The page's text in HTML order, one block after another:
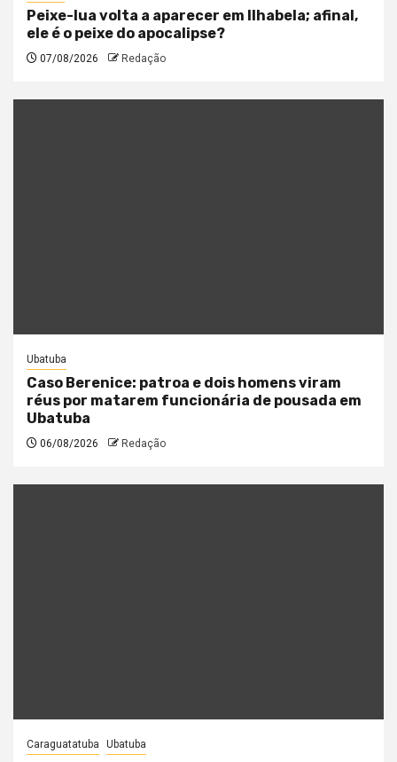
Peixe-lua volta a aparecer em Ilhabela; afinal,
ele é o peixe do apocalipse?
07/08/2026 Redação
Ubatuba
Caso Berenice: patroa e dois homens viram
réus por matarem funcionária de pousada em
Ubatuba
06/08/2026 Redação
Caraguatatuba Ubatuba